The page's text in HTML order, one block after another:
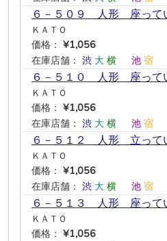
６－５０９ 人形 座って
ＫＡＴＯ
価格： ¥1,056
在庫店舗： 渋 大 横 池 宿
６－５１０ 人形 座って
ＫＡＴＯ
価格： ¥1,056
在庫店舗： 渋 大 横 池 宿
６－５１２ 人形 立って
ＫＡＴＯ
価格： ¥1,056
在庫店舗： 渋 大 横 池 宿
６－５１３ 人形 座って
ＫＡＴＯ
価格： ¥1,056